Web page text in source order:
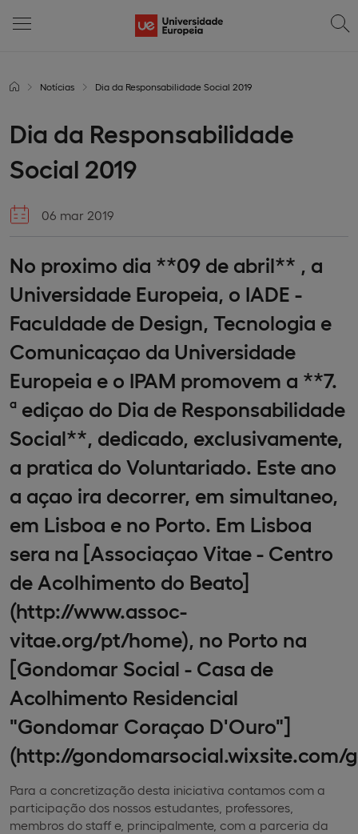
Notícias Dia da Responsabilidade Social 2019
Dia da Responsabilidade
Social 2019
06 mar 2019
No proximo dia **09 de abril** , a
Universidade Europeia, o IADE -
Faculdade de Design, Tecnologia e
Comunicaçao da Universidade
Europeia e o IPAM promovem a **7.
ª ediçao do Dia de Responsabilidade
Social**, dedicado, exclusivamente,
a pratica do Voluntariado. Este ano
a açao ira decorrer, em simultaneo,
em Lisboa e no Porto. Em Lisboa
sera na [Associaçao Vitae - Centro
de Acolhimento do Beato]
(http://www.assoc-
vitae.org/pt/home), no Porto na
[Gondomar Social - Casa de
Acolhimento Residencial
"Gondomar Coraçao D'Ouro"]
(http://gondomarsocial.wixsite.com/
Para a concretização desta iniciativa contamos com a
participação dos nossos estudantes, professores,
membros do staff e, principalmente, com a parceria da